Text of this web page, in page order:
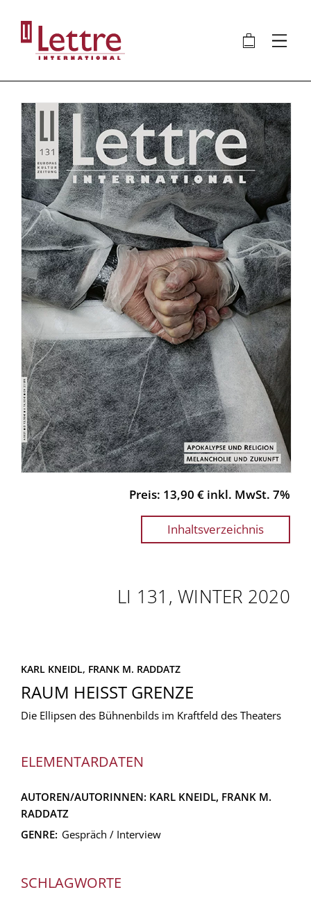
Inhalt
🛍 ⋮
Preis: 13,90 € inkl. MwSt. 7%
Inhaltsverzeichnis
LI 131, WINTER 2020
KARL KNEIDL, FRANK M. RADDATZ
RAUM HEISST GRENZE
Die Ellipsen des Bühnenbilds im Kraftfeld des Theaters
ELEMENTARDATEN
AUTOREN/AUTORINNEN: KARL KNEIDL, FRANK M.
RADDATZ
GENRE: Gespräch / Interview
SCHLAGWORTE